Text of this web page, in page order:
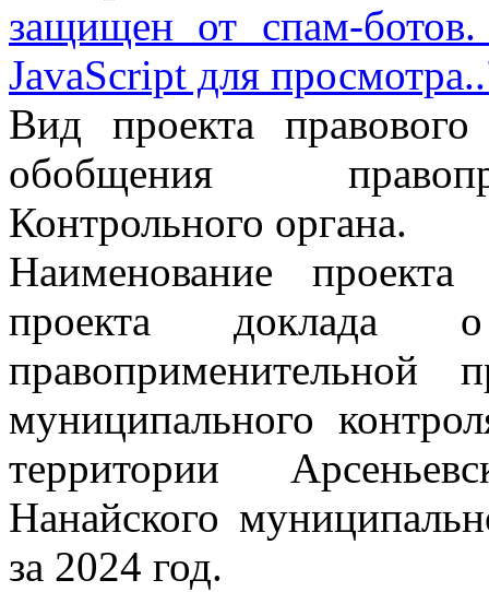
защищен от спам-
JavaScript для просмотра.
Вид проекта
обобщения
Контрольного органа.
Наименование
проекта доклада о
правоприменительной
муниципального
территории
Нанайского
за 2024 год.